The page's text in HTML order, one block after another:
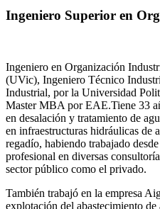
Ingeniero Superior en
Ingeniero en Organización
(UVic), Ingeniero Técnico
Industrial, por la Universidad
Master MBA por EAE.Tiene 33
en desalación y tratamiento de
en infraestructuras hidráulicas de
regadío, habiendo trabajado
profesional en diversas
sector público como el privado.
También trabajó en la empresa
explotación del abastecimiento